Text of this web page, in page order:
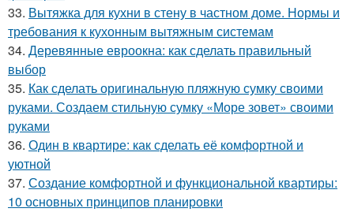
33. Вытяжка для кухни в стену в частном доме. Нормы и
требования к кухонным вытяжным системам
34. Деревянные евроокна: как сделать правильный
выбор
35. Как сделать оригинальную пляжную сумку своими
руками. Создаем стильную сумку «Море зовет» своими
руками
36. Один в квартире: как сделать её комфортной и
уютной
37. Создание комфортной и функциональной квартиры:
10 основных принципов планировки